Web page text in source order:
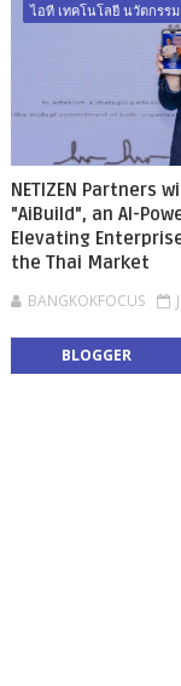
ไอที เทคโนโลยี นวัตกรรม
NETIZEN Partners
"AiBuild", an AI-
Elevating
the Thai Market
BANGKOKFOCUS
BLOGGER